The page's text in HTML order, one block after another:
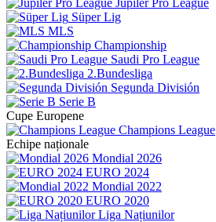
Jupiler Pro League
Süper Lig
MLS
Championship
Saudi Pro League
2.Bundesliga
Segunda División
Serie B
Cupe Europene
Champions League
Echipe naționale
Mondial 2026
EURO 2024
Mondial 2022
EURO 2020
Liga Națiunilor